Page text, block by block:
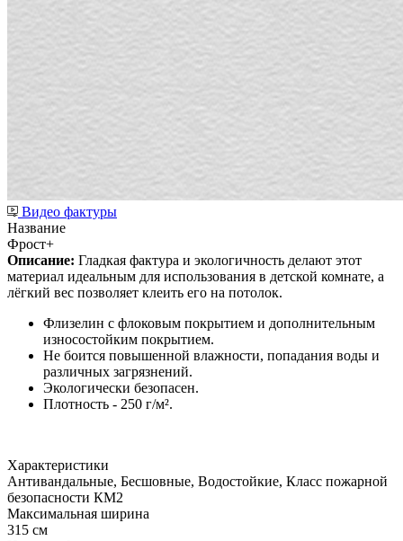
Видео фактуры
Название
Фрост+
Описание: Гладкая фактура и экологичность делают этот
материал идеальным для использования в детской комнате, а
лёгкий вес позволяет клеить его на потолок.
Флизелин с флоковым покрытием и дополнительным
износостойким покрытием.
Не боится повышенной влажности, попадания воды и
различных загрязнений.
Экологически безопасен.
Плотность - 250 г/м².
Характеристики
Антивандальные, Бесшовные, Водостойкие, Класс пожарной
безопасности КМ2
Максимальная ширина
315 см